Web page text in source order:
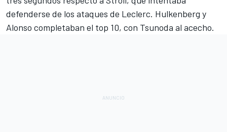
defenderse de los ataques de Leclerc. Hulkenberg y
Alonso completaban el top 10, con Tsunoda al acecho.